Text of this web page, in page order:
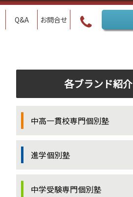
Q&A お問合せ
各ブランド紹介
中高一貫校専門個別塾
進学個別塾
中学受験専門個別塾